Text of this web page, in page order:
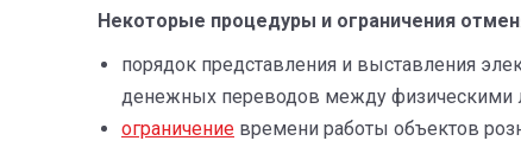
Некоторые процедуры и ограничения
порядок представления и выставления
денежных переводов между физическими
ограничение времени работы объектов